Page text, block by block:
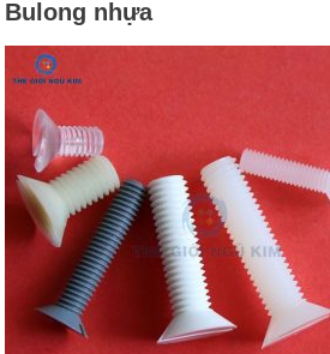
Bulong nhựa